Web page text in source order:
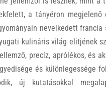
a tányéron megjelenő
nevelkedett
kulináris világ elitjének
precíz, aprólékos, és
és különlegessége
új kutatásokkal